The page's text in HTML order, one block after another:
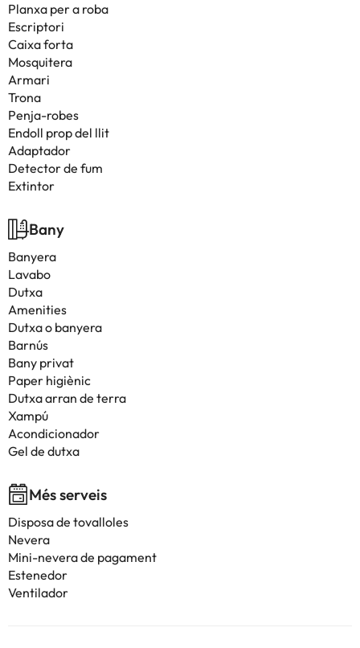
Planxa per a roba
Escriptori
Caixa forta
Mosquitera
Armari
Trona
Penja-robes
Endoll prop del llit
Adaptador
Detector de fum
Extintor
Bany
Banyera
Lavabo
Dutxa
Amenities
Dutxa o banyera
Barnús
Bany privat
Paper higiènic
Dutxa arran de terra
Xampú
Acondicionador
Gel de dutxa
Més serveis
Disposa de tovalloles
Nevera
Mini-nevera de pagament
Estenedor
Ventilador